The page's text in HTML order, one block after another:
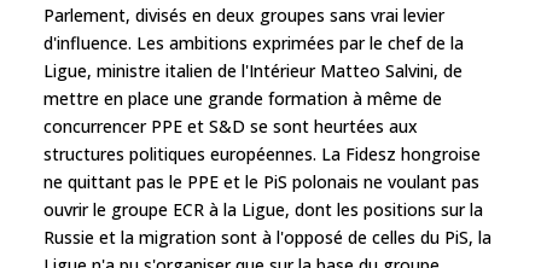
Parlement, divisés en deux groupes sans vrai levier
d'influence. Les ambitions exprimées par le chef de la
Ligue, ministre italien de l'Intérieur Matteo Salvini, de
mettre en place une grande formation à même de
concurrencer PPE et S&D se sont heurtées aux
structures politiques européennes. La Fidesz hongroise
ne quittant pas le PPE et le PiS polonais ne voulant pas
ouvrir le groupe ECR à la Ligue, dont les positions sur la
Russie et la migration sont à l'opposé de celles du PiS, la